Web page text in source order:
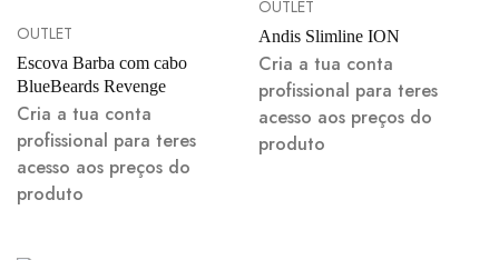
OUTLET
Escova Barba com cabo
BlueBeards Revenge
Cria a tua conta
profissional para teres
acesso aos preços do
produto
OUTLET
Andis Slimline ION
Cria a tua conta
profissional para teres
acesso aos preços do
produto